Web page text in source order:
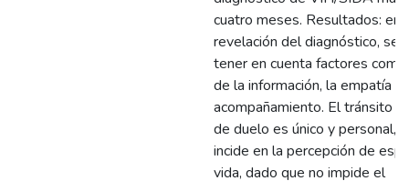
cuatro meses. Resultados: en
revelación del diagnóstico, se
tener en cuenta factores
de la información, la empatía y
acompañamiento. El tránsito
de duelo es único y personal,
incide en la percepción de
vida, dado que no impide el